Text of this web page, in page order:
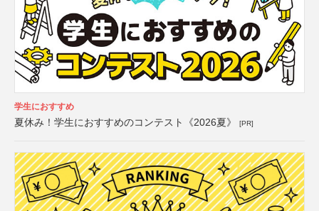
学生におすすめ
夏休み！学生におすすめのコンテスト《2026夏》 [PR]